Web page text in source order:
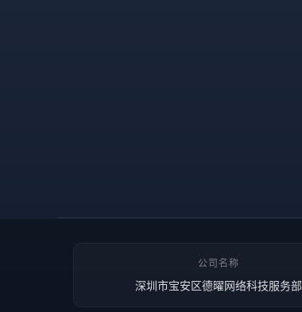
公司名称
深圳市宝安区德曜网络科技服务部